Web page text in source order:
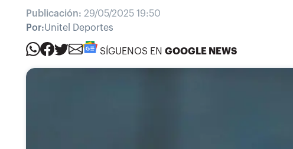
Publicación: 29/05/2025 19:50
Por:Unitel Deportes
SÍGUENOS EN GOOGLE NEWS